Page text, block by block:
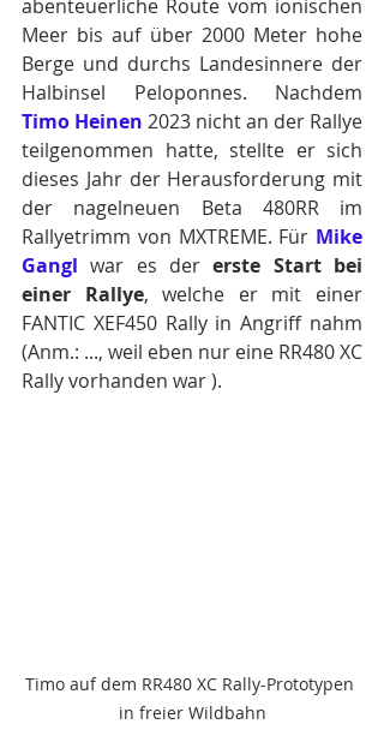
abenteuerliche Route vom ionischen
Meer bis auf über 2000 Meter hohe
Berge und durchs Landesinnere der
Timo Heinen 2023 nicht an der Rallye
teilgenommen hatte, stellte er sich
dieses Jahr der Herausforderung mit
der nagelneuen Beta 480RR im
Rallyetrimm von MXTREME. Für Mike
Gangl war es der erste Start bei
einer Rallye, welche er mit einer
FANTIC XEF450 Rally in Angriff nahm
(Anm.: ..., weil eben nur eine RR480 XC
Rally vorhanden war ).
Timo auf dem RR480 XC Rally-Prototypen
in freier Wildbahn